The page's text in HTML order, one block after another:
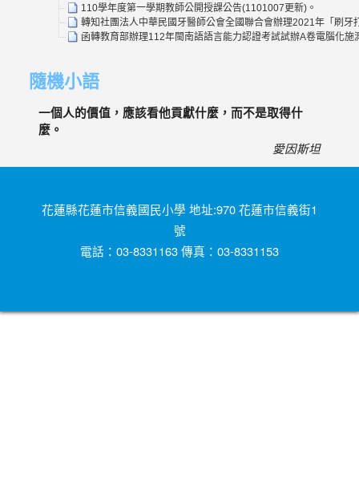
110學年度第一學期教師公開授課公告(1101007更新)。
轉知社團法人中華民國牙醫師公會全國聯合會辦理2021年「刷牙
函轉教育部辦理112年閩南語語言能力認證考試試辦A卷電腦化
隨機小語
一個人的價值，應該看他貢獻什麼，而不是取得什
麼。
愛因斯坦
花蓮縣花蓮市信義國民小學 地址:970 花蓮市信義街1
號
電話：03-8331163 傳真：03-8331153